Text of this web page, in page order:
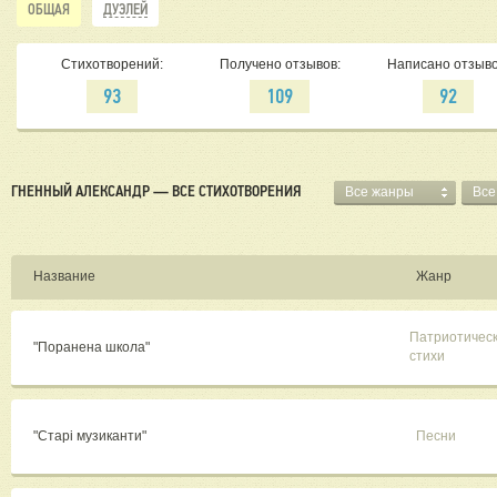
ОБЩАЯ ДУЭЛЕЙ
Стихотворений:
93
Получено отзывов:
109
Написано
92
ГНЕННЫЙ АЛЕКСАНДР — ВСЕ СТИХОТВОРЕНИЯ Все жанры
Название Жанр
"Поранена школа"
стихи
"Старі музиканти" Песни